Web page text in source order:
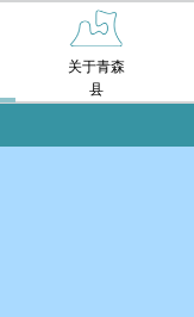
关于青森
县